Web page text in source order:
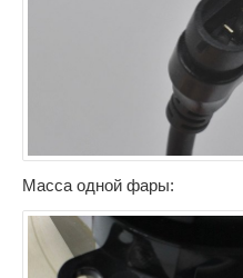
Масса одной фары: